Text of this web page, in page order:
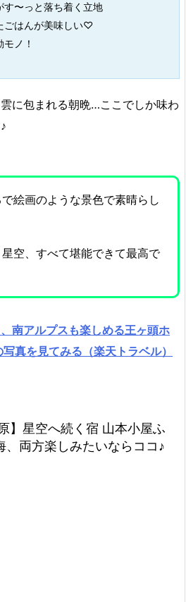
す〜っと落ち着く立地
ごはんが美味しい♡
ノ！
雲に包まれる朝晩…ここでしか味わ
絵画のような景色で素晴らし
星空、すべて堪能できて最高で
南アルプスも楽しめる王ヶ頭ホ
真を見てみる（楽天トラベル）
】星空へ続く宿 山本小屋ふ
、両方楽しみたいならココ♪